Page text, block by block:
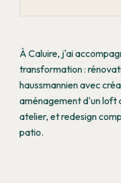
À Caluire, j'ai
transformation :
haussmannien avec
aménagement d'un loft
atelier, et redesign
patio.